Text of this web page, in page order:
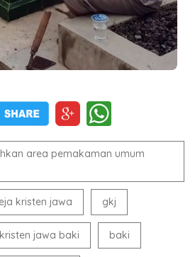
area pemakaman umum
kristen jawa gkj
jawa baki baki